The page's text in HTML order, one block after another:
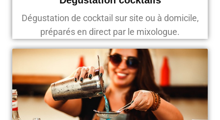
Dégustation de cocktail sur site ou à domicile,
préparés en direct par le mixologue.